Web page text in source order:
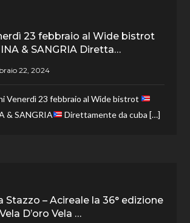
23 febbraio al Wide bistrot
& SANGRIA Diretta…
Venerdì 23 febbraio al Wide bistrot
& SANGRIA
Direttamente da cuba […]
Stazzo – Acireale la 36° edizione
D’oro Vela …